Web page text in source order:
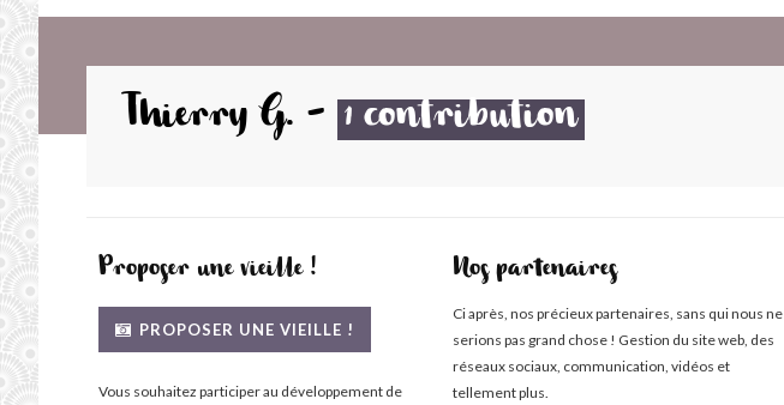
Thierry G. - 1 contribution
Proposer une vieille !
PROPOSER UNE VIEILLE !
Vous souhaitez participer au développement de
Nos partenaires
Ci après, nos précieux partenaires, sans qui nous ne
serions pas grand chose ! Gestion du site web, des
réseaux sociaux, communication, vidéos et
tellement plus.